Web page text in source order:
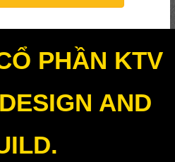
PHẦN KTV
AND